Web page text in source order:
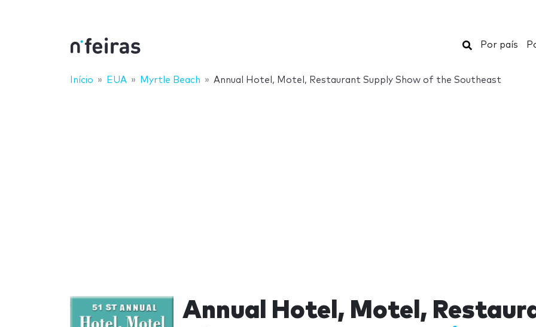
Buscar
Por país
Início EUA Myrtle Beach Annual Hotel, Motel, Restaurant Supply Show of the Southeast
Annual Hotel, Motel,